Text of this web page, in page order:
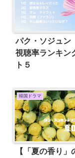
パク・ソジュ
視聴率ランキ
ト５
韓国ドラマ
【「夏の香り」